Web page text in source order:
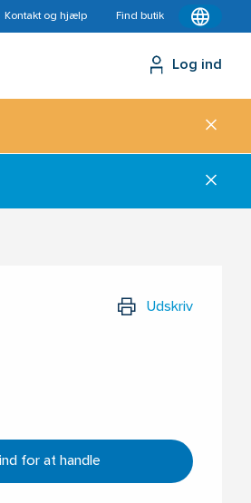
Kontakt og hjælp Find butik
Log ind
Udskriv
for at handle